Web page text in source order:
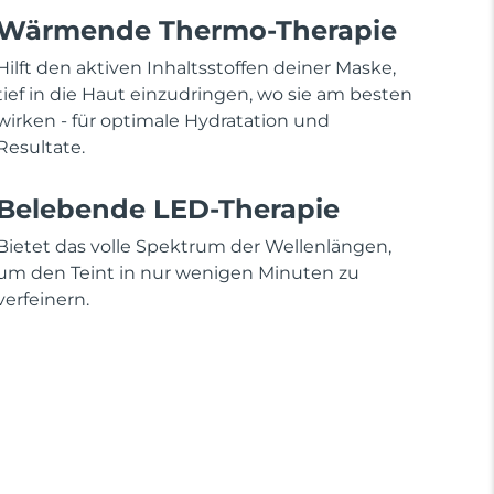
Thermo-Therapie
den aktiven Inhaltsstoffen deiner Maske,
in die Haut einzudringen, wo sie am besten
- für optimale Hydratation und
LED-Therapie
das volle Spektrum der Wellenlängen,
den Teint in nur wenigen Minuten zu